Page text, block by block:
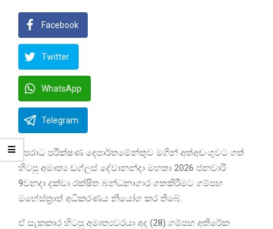
Facebook
Twitter
WhatsApp
Telegram
අපරාධ පරීක්ෂණ දෙපාර්තමේන්තුව මගින් අත්අඩංගුවට ගත්
හිටපු අමාත්‍ය ඩග්ලස් දේවානන්දා මහතා 2026 ජනවාරි
9වනදා දක්වා රක්ෂිත බන්ධනාගාර ගතකිරීමට ගම්පහ
මහේස්ත්‍රාත් අධිකරණය නියෝග කර තිබේ.
ඒ සැකකාර හිටපු අමාත්‍යවරයා අද (28) ගම්පහ අතිරේක